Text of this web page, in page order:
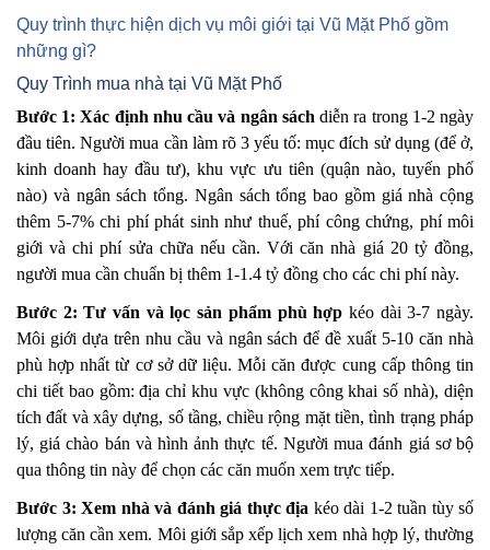
Quy trình thực hiện dịch vụ môi giới tại Vũ Mặt Phố gồm
những gì?
Quy Trình mua nhà tại Vũ Mặt Phố
Bước 1: Xác định nhu cầu và ngân sách diễn ra trong 1-2 ngày
đầu tiên. Người mua cần làm rõ 3 yếu tố: mục đích sử dụng (để ở,
kinh doanh hay đầu tư), khu vực ưu tiên (quận nào, tuyến phố
nào) và ngân sách tổng. Ngân sách tổng bao gồm giá nhà cộng
thêm 5-7% chi phí phát sinh như thuế, phí công chứng, phí môi
giới và chi phí sửa chữa nếu cần. Với căn nhà giá 20 tỷ đồng,
người mua cần chuẩn bị thêm 1-1.4 tỷ đồng cho các chi phí này.
Bước 2: Tư vấn và lọc sản phẩm phù hợp kéo dài 3-7 ngày.
Môi giới dựa trên nhu cầu và ngân sách để đề xuất 5-10 căn nhà
phù hợp nhất từ cơ sở dữ liệu. Mỗi căn được cung cấp thông tin
chi tiết bao gồm: địa chỉ khu vực (không công khai số nhà), diện
tích đất và xây dựng, số tầng, chiều rộng mặt tiền, tình trạng pháp
lý, giá chào bán và hình ảnh thực tế. Người mua đánh giá sơ bộ
qua thông tin này để chọn các căn muốn xem trực tiếp.
Bước 3: Xem nhà và đánh giá thực địa kéo dài 1-2 tuần tùy số
lượng căn cần xem. Môi giới sắp xếp lịch xem nhà hợp lý, thường